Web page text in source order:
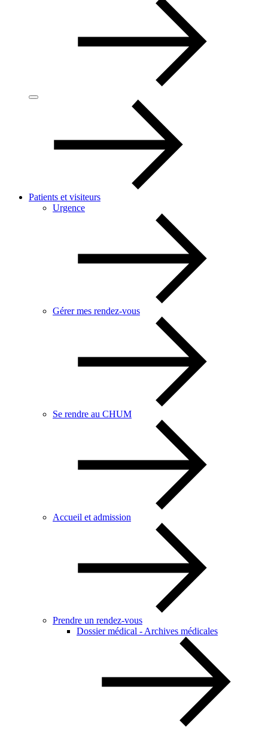
Patients et visiteurs
Urgence
Gérer mes rendez-vous
Se rendre au CHUM
Accueil et admission
Prendre un rendez-vous
Dossier médical - Archives médicales